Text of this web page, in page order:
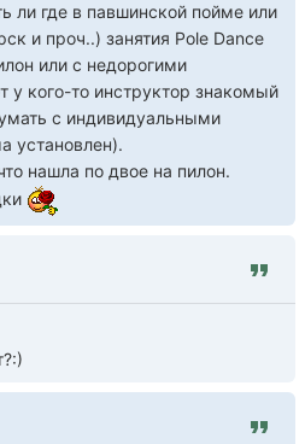
ли где в павшинской пойме или
и проч..) занятия Pole Dance
или с недорогими
кого-то инструктор знакомый
с индивидуальными
установлен).
нашла по двое на пилон.